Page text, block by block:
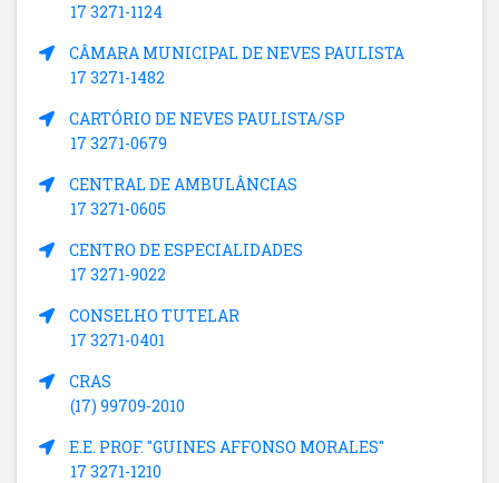
17 3271-1124
CÂMARA MUNICIPAL DE NEVES PAULISTA
17 3271-1482
CARTÓRIO DE NEVES PAULISTA/SP
17 3271-0679
CENTRAL DE AMBULÂNCIAS
17 3271-0605
CENTRO DE ESPECIALIDADES
17 3271-9022
CONSELHO TUTELAR
17 3271-0401
CRAS
(17) 99709-2010
E.E. PROF. "GUINES AFFONSO MORALES"
17 3271-1210